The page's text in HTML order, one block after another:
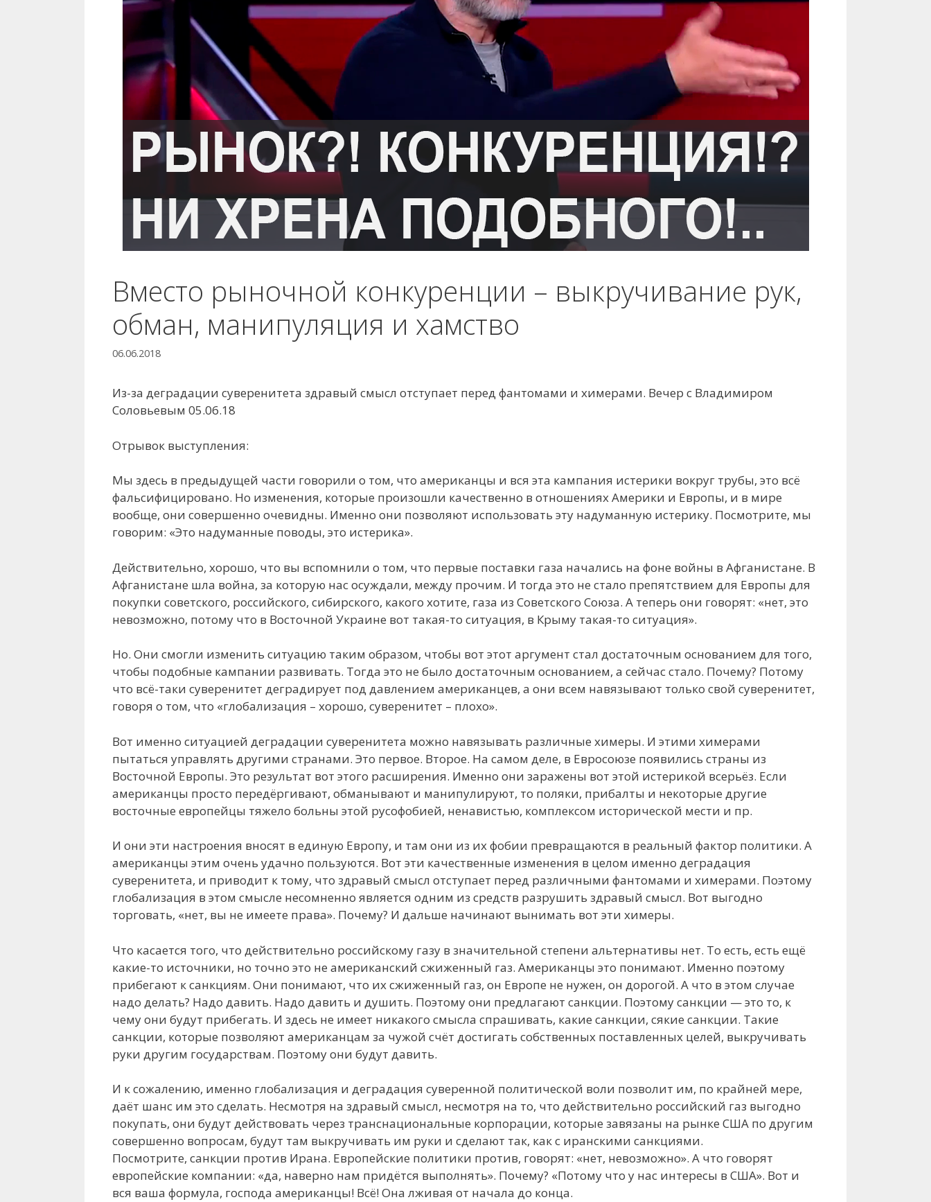
Вместо рыночной конкуренции – выкручивание рук,
обман, манипуляция и хамство
06.06.2018
Из-за деградации суверенитета здравый смысл отступает перед фантомами и химерами. Вечер с Владимиром
Соловьевым 05.06.18
Отрывок выступления:
Мы здесь в предыдущей части говорили о том, что американцы и вся эта кампания истерики вокруг трубы, это всё
фальсифицировано. Но изменения, которые произошли качественно в отношениях Америки и Европы, и в мире
вообще, они совершенно очевидны. Именно они позволяют использовать эту надуманную истерику. Посмотрите, мы
говорим: «Это надуманные поводы, это истерика».
Действительно, хорошо, что вы вспомнили о том, что первые поставки газа начались на фоне войны в Афганистане. В
Афганистане шла война, за которую нас осуждали, между прочим. И тогда это не стало препятствием для Европы для
покупки советского, российского, сибирского, какого хотите, газа из Советского Союза. А теперь они говорят: «нет, это
невозможно, потому что в Восточной Украине вот такая-то ситуация, в Крыму такая-то ситуация».
Но. Они смогли изменить ситуацию таким образом, чтобы вот этот аргумент стал достаточным основанием для того,
чтобы подобные кампании развивать. Тогда это не было достаточным основанием, а сейчас стало. Почему? Потому
что всё-таки суверенитет деградирует под давлением американцев, а они всем навязывают только свой суверенитет,
говоря о том, что «глобализация – хорошо, суверенитет – плохо».
Вот именно ситуацией деградации суверенитета можно навязывать различные химеры. И этими химерами
пытаться управлять другими странами. Это первое. Второе. На самом деле, в Евросоюзе появились страны из
Восточной Европы. Это результат вот этого расширения. Именно они заражены вот этой истерикой всерьёз. Если
американцы просто передёргивают, обманывают и манипулируют, то поляки, прибалты и некоторые другие
восточные европейцы тяжело больны этой русофобией, ненавистью, комплексом исторической мести и пр.
И они эти настроения вносят в единую Европу, и там они из их фобии превращаются в реальный фактор политики. А
американцы этим очень удачно пользуются. Вот эти качественные изменения в целом именно деградация
суверенитета, и приводит к тому, что здравый смысл отступает перед различными фантомами и химерами. Поэтому
глобализация в этом смысле несомненно является одним из средств разрушить здравый смысл. Вот выгодно
торговать, «нет, вы не имеете права». Почему? И дальше начинают вынимать вот эти химеры.
Что касается того, что действительно российскому газу в значительной степени альтернативы нет. То есть, есть ещё
какие-то источники, но точно это не американский сжиженный газ. Американцы это понимают. Именно поэтому
прибегают к санкциям. Они понимают, что их сжиженный газ, он Европе не нужен, он дорогой. А что в этом случае
надо делать? Надо давить. Надо давить и душить. Поэтому они предлагают санкции. Поэтому санкции — это то, к
чему они будут прибегать. И здесь не имеет никакого смысла спрашивать, какие санкции, сякие санкции. Такие
санкции, которые позволяют американцам за чужой счёт достигать собственных поставленных целей, выкручивать
руки другим государствам. Поэтому они будут давить.
И к сожалению, именно глобализация и деградация суверенной политической воли позволит им, по крайней мере,
даёт шанс им это сделать. Несмотря на здравый смысл, несмотря на то, что действительно российский газ выгодно
покупать, они будут действовать через транснациональные корпорации, которые завязаны на рынке США по другим
совершенно вопросам, будут там выкручивать им руки и сделают так, как с иранскими санкциями.
Посмотрите, санкции против Ирана. Европейские политики против, говорят: «нет, невозможно». А что говорят
европейские компании: «да, наверно нам придётся выполнять». Почему? «Потому что у нас интересы в США». Вот и
вся ваша формула, господа американцы! Всё! Она лживая от начала до конца.